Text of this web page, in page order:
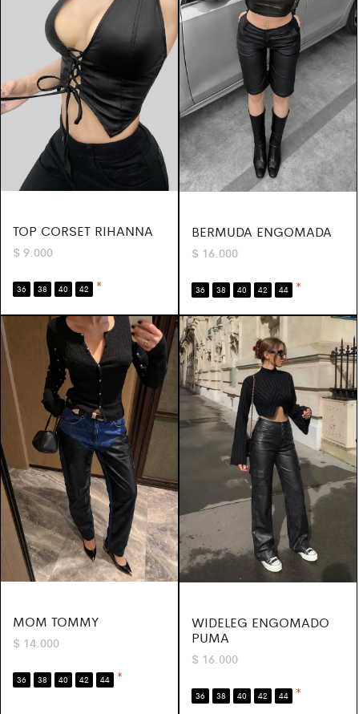
TOP CORSET RIHANNA
$ 9.000
36 38 40 42 *
BERMUDA ENGOMADA
$ 16.000
36 38 40 42 44 *
MOM TOMMY
$ 14.000
36 38 40 42 44 *
WIDELEG ENGOMADO
PUMA
$ 16.000
36 38 40 42 44 *